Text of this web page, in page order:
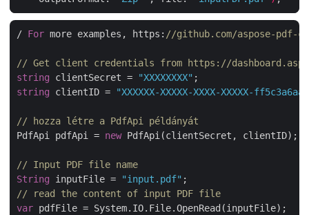
/ For more examples, https: //github.com/aspose-pdf-
// Get client credentials from https://
string clientSecret = "XXXXXXXX"
string clientID = "XXXXXX-XXXXX-XXXX-XXXXX-
// hozza létre a PdfApi példányát
PdfApi pdfApi = new PdfApi(clientSecret, clientID);
// Input PDF file name
String inputFile = "input.pdf"
// read the content of input PDF file
var pdfFile = System.IO.File.OpenRead(inputFile);